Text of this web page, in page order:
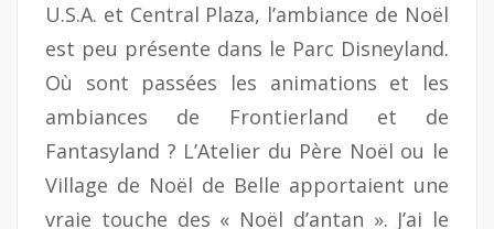
U.S.A. et Central Plaza, l’ambiance de Noël
est peu présente dans le Parc Disneyland.
Où sont passées les animations et les
ambiances de Frontierland et de
Fantasyland ? L’Atelier du Père Noël ou le
Village de Noël de Belle apportaient une
vraie touche des « Noël d’antan ». J’ai le